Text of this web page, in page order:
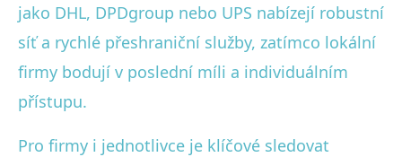
jako DHL, DPDgroup nebo UPS nabízejí robustní
síť a rychlé přeshraniční služby, zatímco lokální
firmy bodují v poslední míli a individuálním
přístupu.
Pro firmy i jednotlivce je klíčové sledovat